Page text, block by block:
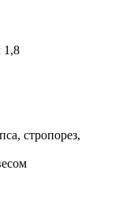
1,8
стропорез,